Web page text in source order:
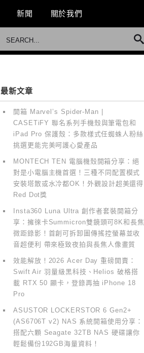
新聞 關於我們
最新文章
開箱 Marvel’s Spider-Man |
CASETiFY 聯名系列手機殼與筆電包和
iPad Pro 保護殼：多款樣式任蜘蛛人粉絲
挑選更能完美呵護心愛產品
MONTECH TEN 電腦機殼開箱分享：絕
對是小電腦主機首選！三種不同配置模式
安裝塔散或水冷都OK！外觀設計超美還得
Red Dot獎
Insta360 Luna Ultra 創作者套裝開箱分
享：擁徠卡Summicron雙鏡頭可8K和長焦
微距錄影！首創可拆卸圖傳搖控螢幕並收
音超便利 帶來極致夜拍與長焦人像畫質
效能解放！2026 Acer Day 重磅開賣：
Swift Air 羽量級黑科技、Helios 破格搭
載 RTX 50 顯卡，登錄再抽 iPhone 18
Pro
ASUSTOR LOCKERSTOR 6 Gen2+
(AS6706T v2) NAS 系統開箱使用分享：
搭配六顆 Seagate 32TB NAS 硬碟讓你
輕鬆備份192GB海量資料！